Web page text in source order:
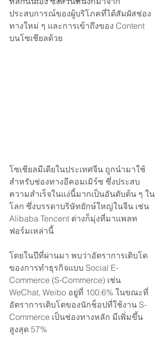
ประสบการณ์ของผู้บริโภคที่ได้สัมผัสช่อง
ทางใหม่ ๆ และการเข้าถึงของ Content
บนโซเชียลด้วย
โซเชียลมีเดียในประเทศจีน ถูกนำมาใช้
สำหรับช่องทางอีคอมเมิร์ซ ซึ่งประสบ
ความสำเร็จในแง่นี้มากเป็นอันดับต้น ๆ ใน
โลก ซึ่งบรรดาบริษัทยักษ์ใหญ่ในจีน เช่น
Alibaba Tencent ต่างก็มุ่งที่มาแพลท
ฟอร์มเหล่านี้
โดยในปีที่ผ่านมา พบว่าอัตราการเติบโต
ของการทำธุรกิจแบบ Social E-
Commerce (S-Commerce) เช่น
WeChat, Weibo อยู่ที่ 100.6% ในขณะที่
อัตราการเติบโตของนักช็อปที่ใช้งาน S-
Commerce เป็นช่องทางหลัก มีเพิ่มขึ้น
สูงสุด 57%